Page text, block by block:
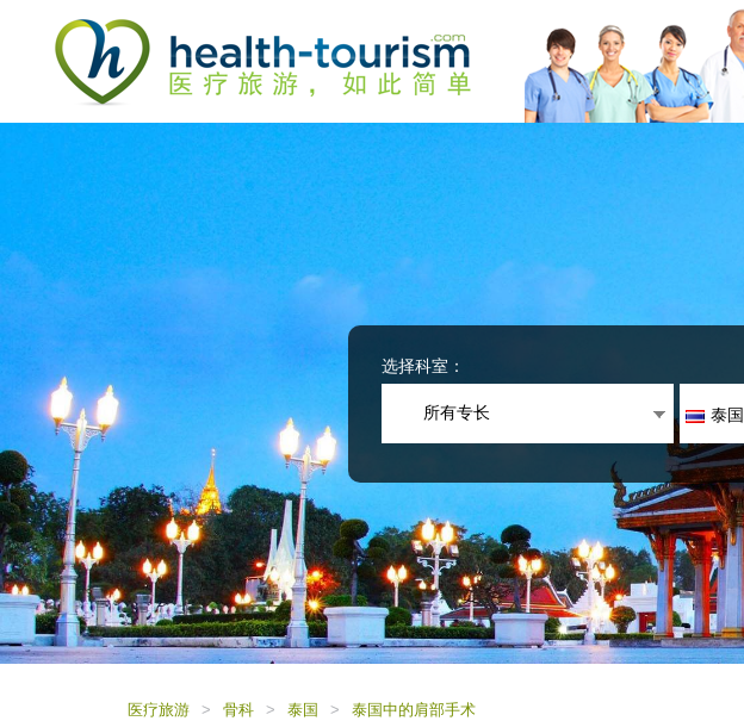
Control-
F11
to
adjust
website
people
visual
disabilities
who
are
using
a
screen
reader;
Press
Control-
选择科室：
所有专长 泰国
医疗旅游 > 骨科 > 泰国 > 泰国中的肩部手术